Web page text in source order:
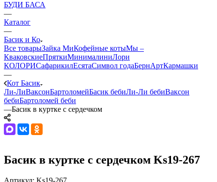
БУДИ БАСА
—
Каталог
—
Басик и Ко
Все товарыЗайка МиКофейные котыМы –
КваковскиеПряткиМинималиниЛори
КОЛОРИСафарикилЕсятаСимвол годаБернАртКармашки
—
Кот Басик
Ли-ЛиВаксонБартоломейБасик бебиЛи-Ли бебиВаксон
бебиБартоломей беби
—Басик в куртке с сердечком
Басик в куртке с сердечком Ks19-267
Артикул: Ks19-267